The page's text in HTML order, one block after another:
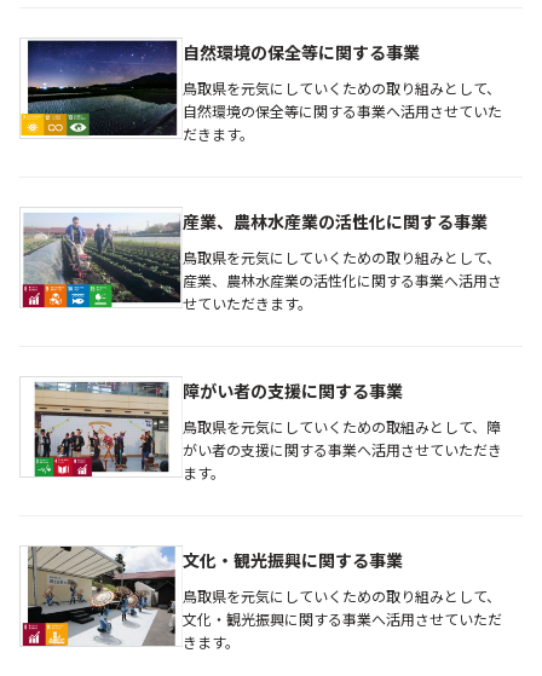
自然環境の保全等に関する事業
鳥取県を元気にしていくための取り組みとして、
自然環境の保全等に関する事業へ活用させていた
だきます。
産業、農林水産業の活性化に関する事業
鳥取県を元気にしていくための取り組みとして、
産業、農林水産業の活性化に関する事業へ活用さ
せていただきます。
障がい者の支援に関する事業
鳥取県を元気にしていくための取組みとして、障
がい者の支援に関する事業へ活用させていただき
ます。
文化・観光振興に関する事業
鳥取県を元気にしていくための取り組みとして、
文化・観光振興に関する事業へ活用させていただ
きます。